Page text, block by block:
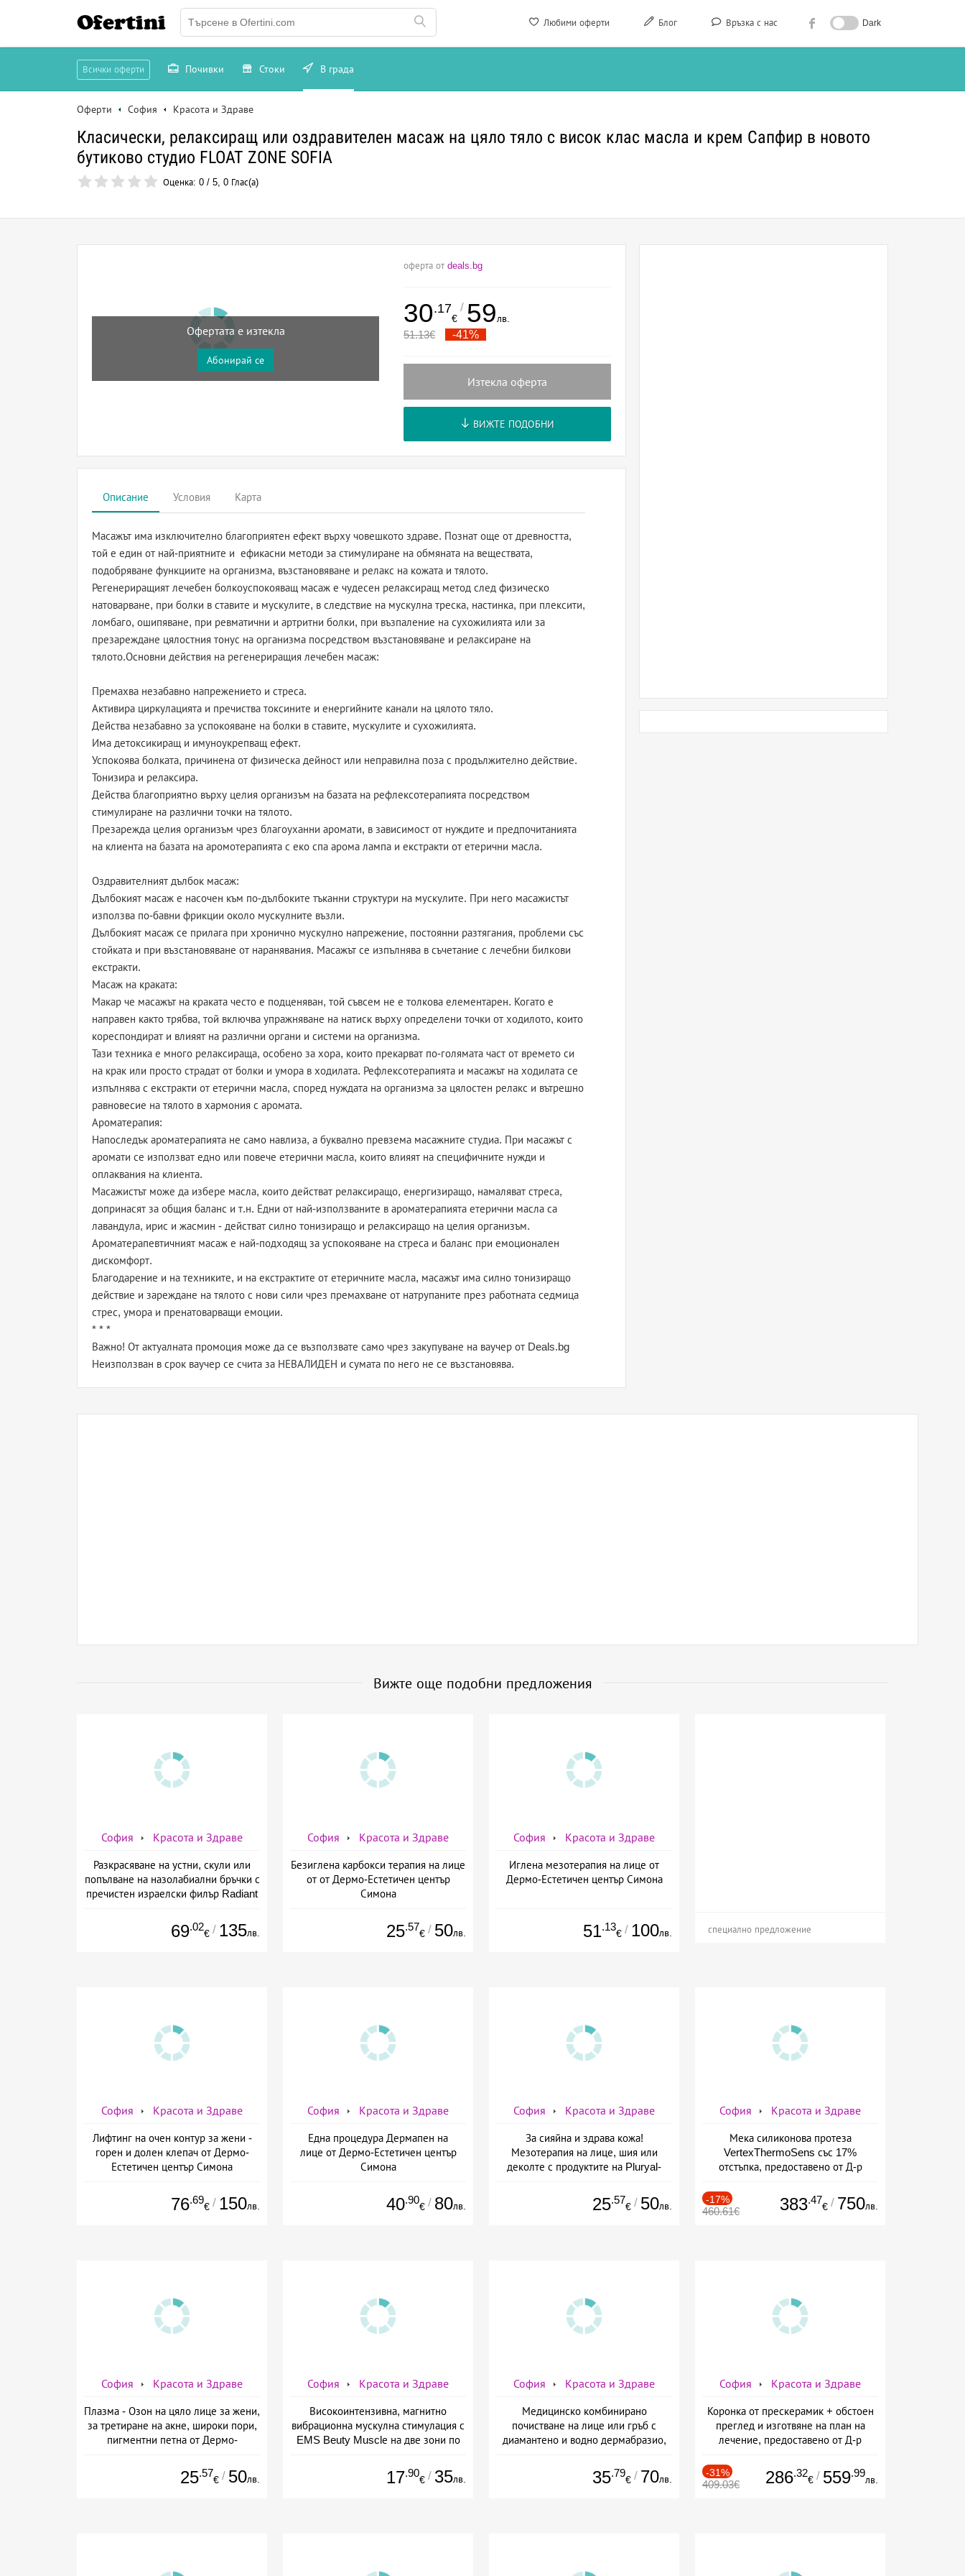
Любими оферти Блог Връзка с нас Dark
Ofertini
Всички оферти Почивки Стоки В града
Оферти София Красота и Здраве
Класически, релаксиращ или оздравителен масаж на цяло тяло с висок клас масла и крем Сапфир в новото
бутиково студио FLOAT ZONE SOFIA
Оценка: 0 / 5, 0 Глас(а)
Офертата е изтекла
Абонирай се
оферта от deals.bg
30.17
€
/ 59лв.
51.13€ -41%
Изтекла оферта
ВИЖТЕ ПОДОБНИ
Описание Условия Карта
Масажът има изключително благоприятен ефект върху човешкото здраве. Познат още от древността,
той е един от най-приятните и ефикасни методи за стимулиране на обмяната на веществата,
подобряване функциите на организма, възстановяване и релакс на кожата и тялото.
Регенериращият лечебен болкоуспокояващ масаж е чудесен релаксиращ метод след физическо
натоварване, при болки в ставите и мускулите, в следствие на мускулна треска, настинка, при плексити,
ломбаго, ошипяване, при ревматични и артритни болки, при възпаление на сухожилията или за
презареждане цялостния тонус на организма посредством възстановяване и релаксиране на
тялото.Основни действия на регенериращия лечебен масаж:
Премахва незабавно напрежението и стреса.
Активира циркулацията и пречиства токсините и енергийните канали на цялото тяло.
Действа незабавно за успокояване на болки в ставите, мускулите и сухожилията.
Има детоксикиращ и имуноукрепващ ефект.
Успокоява болката, причинена от физическа дейност или неправилна поза с продължително действие.
Тонизира и релаксира.
Действа благоприятно върху целия организъм на базата на рефлексотерапията посредством
стимулиране на различни точки на тялото.
Презарежда целия организъм чрез благоуханни аромати, в зависимост от нуждите и предпочитанията
на клиента на базата на аромотерапията с еко спа арома лампа и екстракти от етерични масла.
Оздравителният дълбок масаж:
Дълбокият масаж е насочен към по-дълбоките тъканни структури на мускулите. При него масажистът
използва по-бавни фрикции около мускулните възли.
Дълбокият масаж се прилага при хронично мускулно напрежение, постоянни разтягания, проблеми със
стойката и при възстановяване от наранявания. Масажът се изпълнява в съчетание с лечебни билкови
екстракти.
Масаж на краката:
Макар че масажът на краката често е подценяван, той съвсем не е толкова елементарен. Когато е
направен както трябва, той включва упражняване на натиск върху определени точки от ходилото, които
кореспондират и влияят на различни органи и системи на организма.
Тази техника е много релаксираща, особено за хора, които прекарват по-голямата част от времето си
на крак или просто страдат от болки и умора в ходилата. Рефлексотерапията и масажът на ходилата се
изпълнява с екстракти от етерични масла, според нуждата на организма за цялостен релакс и вътрешно
равновесие на тялото в хармония с аромата.
Ароматерапия:
Напоследък ароматерапията не само навлиза, а буквално превзема масажните студиа. При масажът с
аромати се използват едно или повече етерични масла, които влияят на специфичните нужди и
оплаквания на клиента.
Масажистът може да избере масла, които действат релаксиращо, енергизиращо, намаляват стреса,
допринасят за общия баланс и т.н. Едни от най-използваните в ароматерапията етерични масла са
лавандула, ирис и жасмин - действат силно тонизиращо и релаксиращо на целия организъм.
Ароматерапевтичният масаж е най-подходящ за успокояване на стреса и баланс при емоционален
дискомфорт.
Благодарение и на техниките, и на екстрактите от етеричните масла, масажът има силно тонизиращо
действие и зареждане на тялото с нови сили чрез премахване от натрупаните през работната седмица
стрес, умора и пренатоварващи емоции.
* * *
Важно! От актуалната промоция може да се възползвате само чрез закупуване на ваучер от Deals.bg
Неизползван в срок ваучер се счита за НЕВАЛИДЕН и сумата по него не се възстановява.
Вижте още подобни предложения
София Красота и Здраве
Разкрасяване на устни, скули или
попълване на назолабиални бръчки с
пречистен израелски филър Radiant
69.02
€ / 135лв.
София Красота и Здраве
Безиглена карбокси терапия на лице
от от Дермо-Естетичен център
Симона
25.57
€ / 50лв.
София Красота и Здраве
Иглена мезотерапия на лице от
Дермо-Естетичен център Симона
51.13
€ / 100лв. специално предложение
София Красота и Здраве
Лифтинг на очен контур за жени -
горен и долен клепач от Дермо-
Естетичен център Симона
76.69
€ / 150лв.
София Красота и Здраве
Една процедура Дермапен на
лице от Дермо-Естетичен център
Симона
40.90
€ / 80лв.
София Красота и Здраве
За сияйна и здрава кожа!
Мезотерапия на лице, шия или
деколте с продуктите на Pluryal-
Естетичен център Симона
25.57
€ / 50лв.
София Красота и Здраве
Мека силиконова протеза
VertexThermoSens със 17%
отстъпка, предоставено от Д-р
-17%
460.61€ 383.47
€ / 750лв.
София Красота и Здраве
Плазма - Озон на цяло лице за жени,
за третиране на акне, широки пори,
пигментни петна от Дермо-
25.57
€ / 50лв.
София Красота и Здраве
Високоинтензивна, магнитно
вибрационна мускулна стимулация с
EMS Beuty Musclе на две зони по
Естетичен център Симона
17.90
€ / 35лв.
София Красота и Здраве
Медицинско комбинирано
почистване на лице или гръб с
диамантено и водно дермабразио,
Естетичен център Симона
35.79
€ / 70лв.
София Красота и Здраве
Коронка от прескерамик + обстоен
преглед и изготвяне на план на
лечение, предоставено от Д-р
-31%
409.03€ 286.32
€ / 559.99
лв.